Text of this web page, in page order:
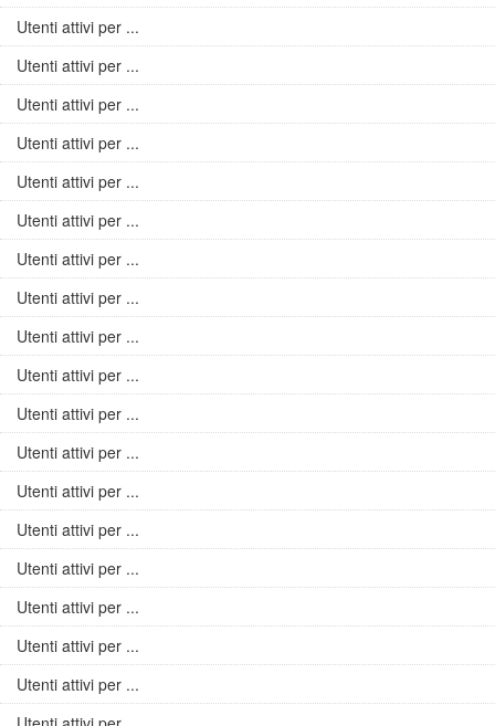
Utenti attivi per ...
Utenti attivi per ...
Utenti attivi per ...
Utenti attivi per ...
Utenti attivi per ...
Utenti attivi per ...
Utenti attivi per ...
Utenti attivi per ...
Utenti attivi per ...
Utenti attivi per ...
Utenti attivi per ...
Utenti attivi per ...
Utenti attivi per ...
Utenti attivi per ...
Utenti attivi per ...
Utenti attivi per ...
Utenti attivi per ...
Utenti attivi per ...